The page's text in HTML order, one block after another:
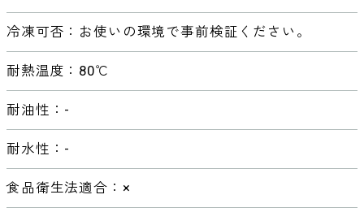
冷凍可否：お使いの環境で事前検証ください。
耐熱温度：80℃
耐油性：-
耐水性：-
食品衛生法適合：×